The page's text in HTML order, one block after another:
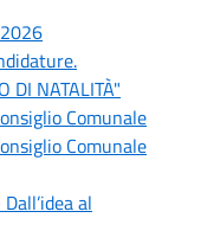
DI NATALITÀ"
Comunale
Comunale
al